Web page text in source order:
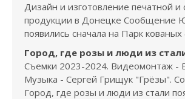
Дизайн и изготовление печатной и
продукции в Донецке Сообщение
появились сначала на Парк кованых
Город, где розы и люди из
Съемки 2023-2024. Видеомонтаж -
Музыка - Сергей Грищук "Грёзы".
Город, где розы и люди из стали